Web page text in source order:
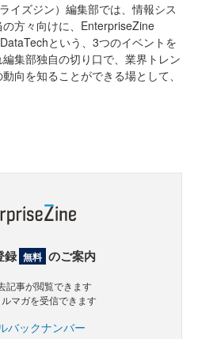
イズジン）編集部では、情報シス
方々向けに、EnterpriseZine
という、3つのイベントを
集部独自の切り口で、業界トレン
向を知ることができる場として、
録 無料 のご案内
記事が閲覧できます
ルマガを受信できます
バックナンバー